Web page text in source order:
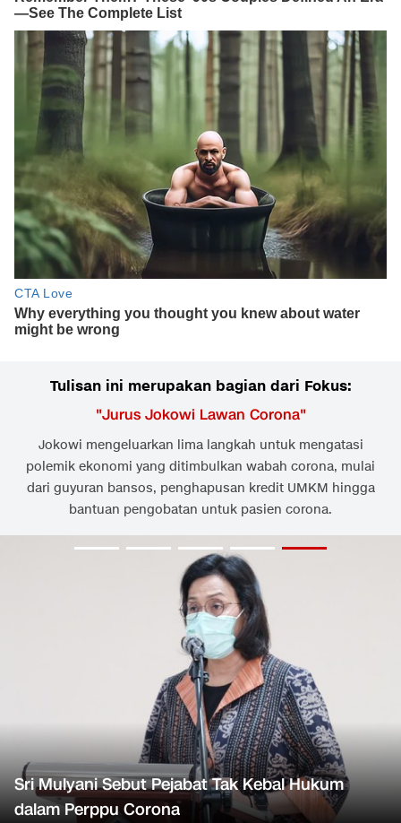
Tulisan ini merupakan bagian dari Fokus:
"Jurus Jokowi Lawan Corona"
Jokowi mengeluarkan lima langkah untuk mengatasi
polemik ekonomi yang ditimbulkan wabah corona, mulai
dari guyuran bansos, penghapusan kredit UMKM hingga
bantuan pengobatan untuk pasien corona.
Sri Mulyani Sebut Pejabat Tak Kebal Hukum
dalam Perppu Corona